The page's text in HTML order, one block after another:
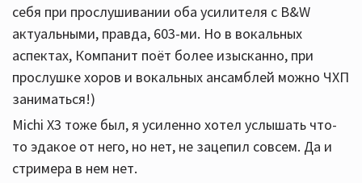
себя при прослушивании оба усилителя с B&W
актуальными, правда, 603-ми. Но в вокальных
аспектах, Компанит поёт более изысканно, при
прослушке хоров и вокальных ансамблей можно ЧХП
заниматься!)
Michi X3 тоже был, я усиленно хотел услышать что-
то эдакое от него, но нет, не зацепил совсем. Да и
стримера в нем нет.